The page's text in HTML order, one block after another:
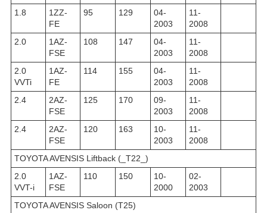
1.8
1ZZ-
FE
95 129
04-
2003
11-
2008
2.0
1AZ-
FSE
108 147
04-
2003
11-
2008
2.0
VVTi
1AZ-
FE
114 155
04-
2003
11-
2008
2.4
2AZ-
FSE
125 170
09-
2003
11-
2008
2.4
2AZ-
FSE
120 163
10-
2003
11-
2008
TOYOTA AVENSIS Liftback (_T22_)
2.0
VVT-i
1AZ-
FSE
110 150
10-
2000
02-
2003
TOYOTA AVENSIS Saloon (T25)